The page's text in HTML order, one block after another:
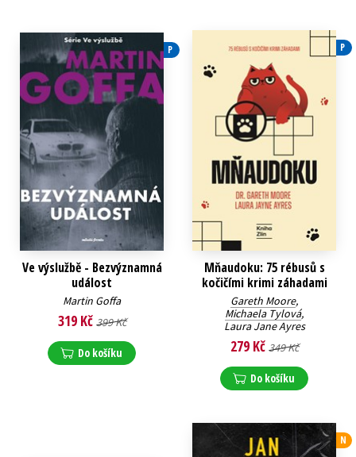
P
Ve výslužbě - Bezvýznamná
událost
Martin Goffa
319 Kč 399 Kč
Do košíku
P
Mňaudoku: 75 rébusů s
kočičími krimi záhadami
Gareth Moore,
Michaela Tylová,
Laura Jane Ayres
279 Kč 349 Kč
Do košíku
N